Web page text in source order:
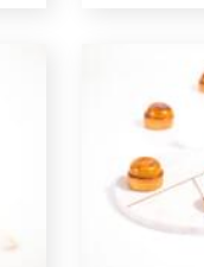
Produits
Produit à